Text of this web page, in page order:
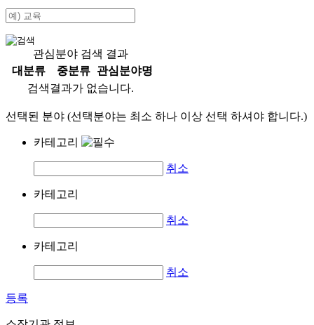
관심분야 검색 결과
대분류
중분류
관심분야명
검색결과가 없습니다.
선택된 분야 (선택분야는 최소 하나 이상 선택 하셔야 합니다.)
카테고리
취소
카테고리
취소
카테고리
취소
등록